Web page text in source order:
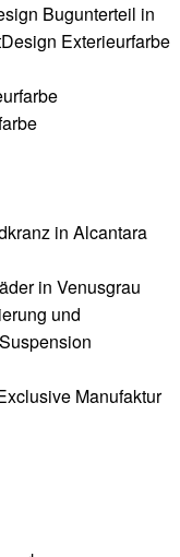
Bugunterteil in
Exterieurfarbe
in Alcantara
in Venusgrau
und
Manufaktur